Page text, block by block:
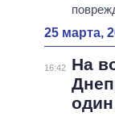
25 марта,
16:42
На
один